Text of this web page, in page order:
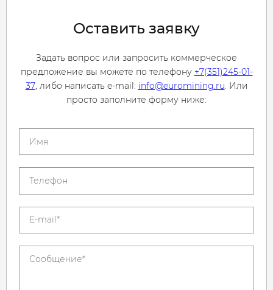
Оставить заявку
Задать вопрос или запросить коммерческое
предложение вы можете по телефону +7(351)245-01-
37, либо написать e-mail: info@euromining.ru. Или
просто заполните форму ниже: